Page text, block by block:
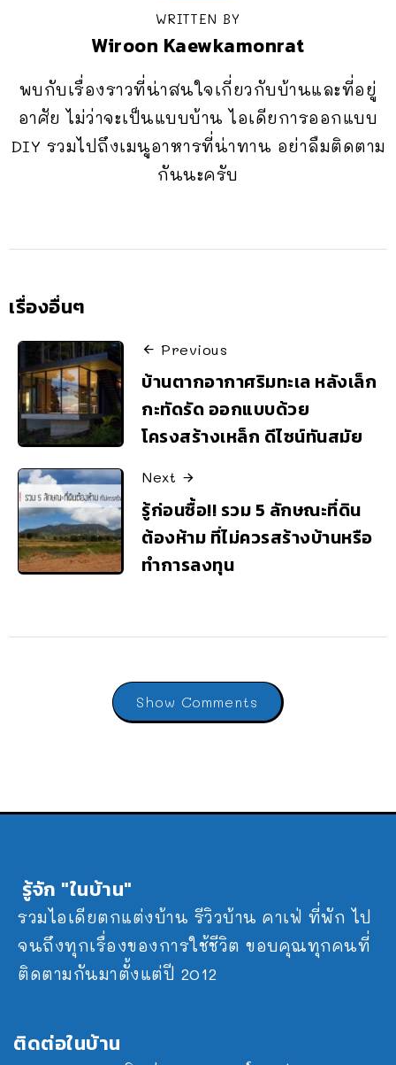
WRITTEN BY
Wiroon Kaewkamonrat
พบกับเรื่องราวที่น่าสนใจเกี่ยวกับบ้านและที่อยู่
อาศัย ไม่ว่าจะเป็นแบบบ้าน ไอเดียการออกแบบ
DIY รวมไปถึงเมนูอาหารที่น่าทาน อย่าลืมติดตาม
กันนะครับ
เรื่องอื่นๆ
Previous
บ้านตากอากาศริมทะเล หลังเล็ก
กะทัดรัด ออกแบบด้วย
โครงสร้างเหล็ก ดีไซน์ทันสมัย
Next
รู้ก่อนซื้อ!! รวม 5 ลักษณะที่ดิน
ต้องห้าม ที่ไม่ควรสร้างบ้านหรือ
ทำการลงทุน
Show Comments
รู้จัก "ในบ้าน"
รวมไอเดียตกแต่งบ้าน รีวิวบ้าน คาเฟ่ ที่พัก ไป
จนถึงทุกเรื่องของการใช้ชีวิต ขอบคุณทุกคนที่
ติดตามกันมาตั้งแต่ปี 2012
ติดต่อในบ้าน